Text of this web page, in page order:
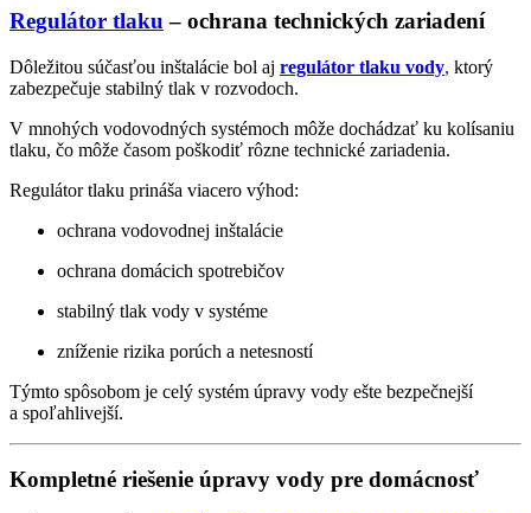
Regulátor tlaku – ochrana technických zariadení
Dôležitou súčasťou inštalácie bol aj regulátor tlaku vody, ktorý
zabezpečuje stabilný tlak v rozvodoch.
V mnohých vodovodných systémoch môže dochádzať ku kolísaniu
tlaku, čo môže časom poškodiť rôzne technické zariadenia.
Regulátor tlaku prináša viacero výhod:
ochrana vodovodnej inštalácie
ochrana domácich spotrebičov
stabilný tlak vody v systéme
zníženie rizika porúch a netesností
Týmto spôsobom je celý systém úpravy vody ešte bezpečnejší
a spoľahlivejší.
Kompletné riešenie úpravy vody pre domácnosť